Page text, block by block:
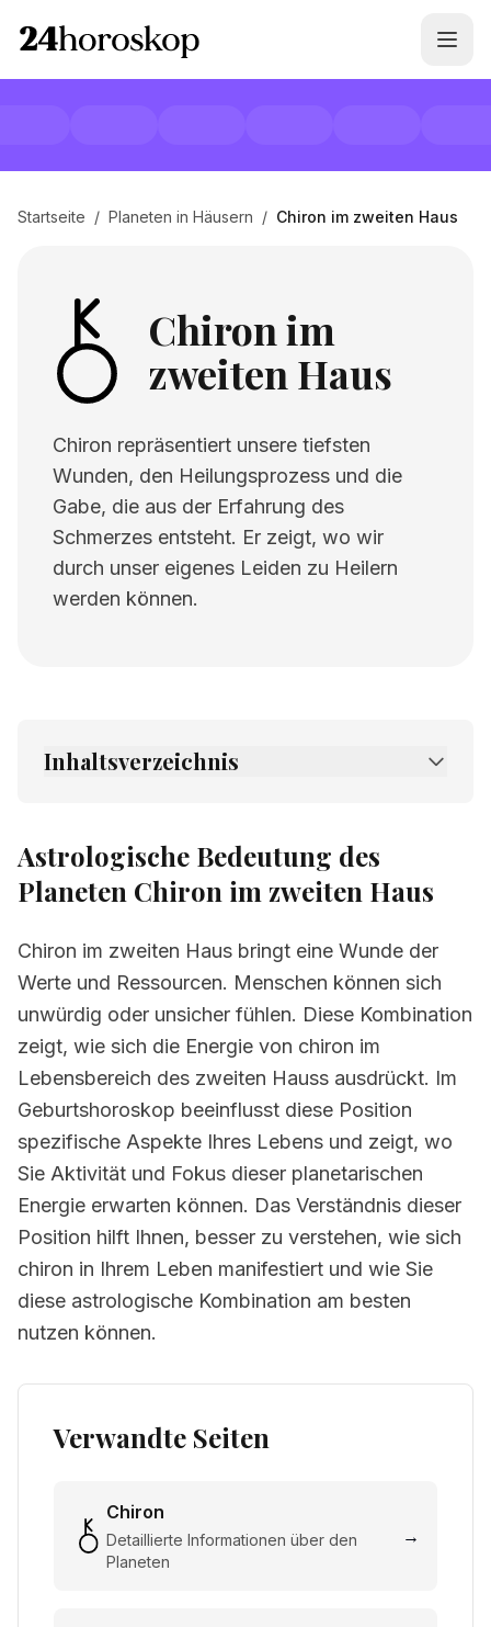
Startseite / Planeten in Häusern / Chiron im zweiten Haus
Chiron im
zweiten Haus
Chiron repräsentiert unsere tiefsten
Wunden, den Heilungsprozess und die
Gabe, die aus der Erfahrung des
Schmerzes entsteht. Er zeigt, wo wir
durch unser eigenes Leiden zu Heilern
werden können.
Inhaltsverzeichnis
2. Verwandte Seiten
Astrologische Bedeutung des
Planeten Chiron im zweiten Haus
Chiron im zweiten Haus bringt eine Wunde der
Werte und Ressourcen. Menschen können sich
unwürdig oder unsicher fühlen. Diese Kombination
zeigt, wie sich die Energie von chiron im
Lebensbereich des zweiten Hauss ausdrückt. Im
Geburtshoroskop beeinflusst diese Position
spezifische Aspekte Ihres Lebens und zeigt, wo
Sie Aktivität und Fokus dieser planetarischen
Energie erwarten können. Das Verständnis dieser
Position hilft Ihnen, besser zu verstehen, wie sich
chiron in Ihrem Leben manifestiert und wie Sie
diese astrologische Kombination am besten
nutzen können.
Verwandte Seiten
Chiron
Detaillierte Informationen über den
Planeten
→